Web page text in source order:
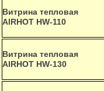
Витрина тепловая
AIRHOT HW-110
Витрина тепловая
AIRHOT HW-130